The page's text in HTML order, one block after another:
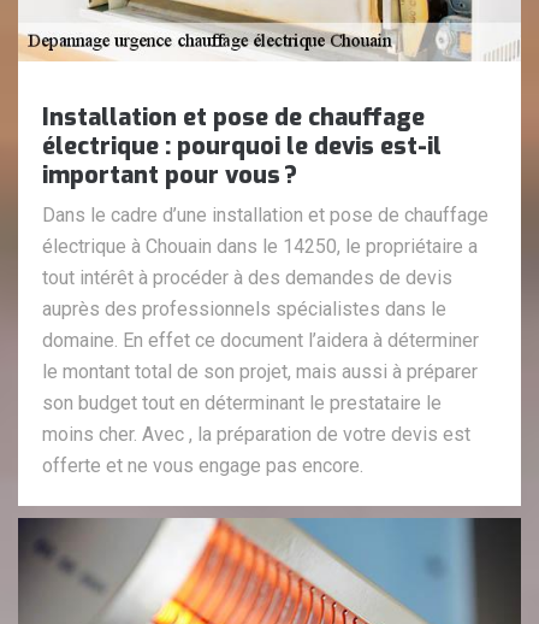
Installation et pose de chauffage
électrique : pourquoi le devis est-il
important pour vous ?
Dans le cadre d’une installation et pose de chauffage
électrique à Chouain dans le 14250, le propriétaire a
tout intérêt à procéder à des demandes de devis
auprès des professionnels spécialistes dans le
domaine. En effet ce document l’aidera à déterminer
le montant total de son projet, mais aussi à préparer
son budget tout en déterminant le prestataire le
moins cher. Avec , la préparation de votre devis est
offerte et ne vous engage pas encore.